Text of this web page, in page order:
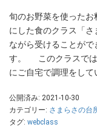
旬のお野菜を使ったお
にした食のクラス「
ながら受けることが
す。 このクラスでは
にご自宅で調理をして
公開済み: 2021-10-30
カテゴリー: さまらさの台
タグ: webclass